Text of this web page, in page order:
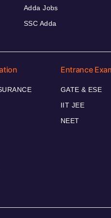
Adda Jobs
SSC Adda
Entrance
GATE & ESE
IIT JEE
NEET